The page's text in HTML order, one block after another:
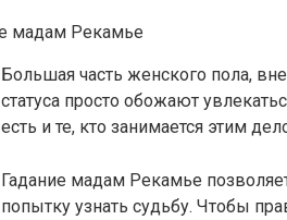
Большая часть женского пола,
статуса просто обожают
есть и те, кто занимается этим
Гадание мадам Рекамье
попытку узнать судьбу. Чтобы